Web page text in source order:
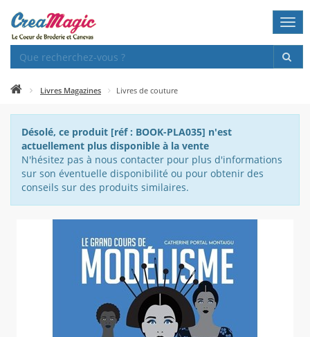
Livres Magazines Livres de couture
Désolé, ce produit [réf : BOOK-PLA035] n'est
actuellement plus disponible à la vente
N'hésitez pas à nous contacter pour plus d'informations
sur son éventuelle disponibilité ou pour obtenir des
conseils sur des produits similaires.